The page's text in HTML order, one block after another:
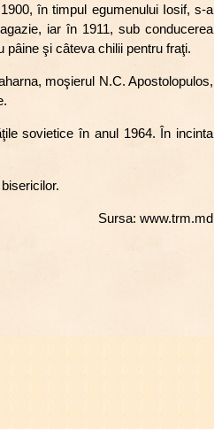
în timpul egumenului Iosif, s-a
iar în 1911, sub conducerea
pâine şi câteva chilii pentru fraţi.
moşierul N.C. Apostolopulos,
sovietice în anul 1964. În incinta
Sursa: www.trm.md